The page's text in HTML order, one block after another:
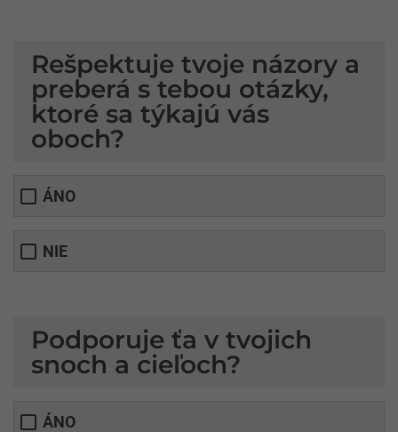
Rešpektuje tvoje názory a
preberá s tebou otázky,
ktoré sa týkajú vás
oboch?
ÁNO
NIE
Podporuje ťa v tvojich
snoch a cieľoch?
ÁNO